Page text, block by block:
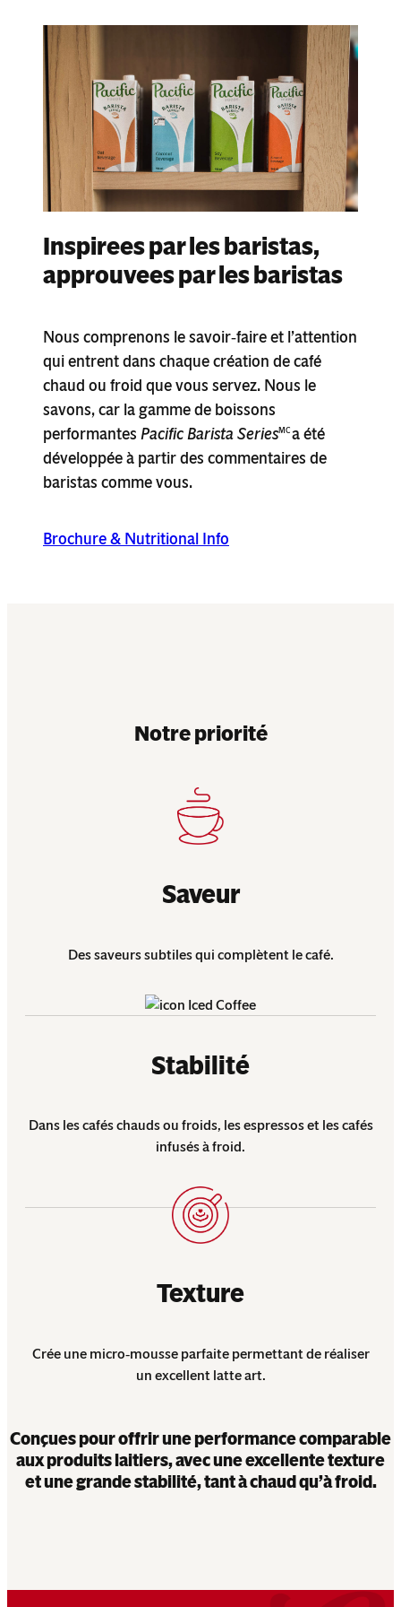
Inspirees par les baristas,
approuvees par les baristas
Nous comprenons le savoir‑faire et l’attention
qui entrent dans chaque création de café
chaud ou froid que vous servez. Nous le
savons, car la gamme de boissons
performantes PacificBarista SeriesMCa été
développée à partir des commentaires de
baristas comme vous.
Brochure & Nutritional Info
Notre priorité
Saveur
Des saveurs subtiles qui complètent le café.
Stabilité
Dans les cafés chauds ou froids, les espressos et les cafés
infusés à froid.
Texture
Crée une micro‑mousse parfaite permettant de réaliser
un excellent latte art.
Conçues pour offrir une performance comparable
aux produits laitiers, avec une excellente texture
et une grande stabilité, tant à chaud qu’à froid.